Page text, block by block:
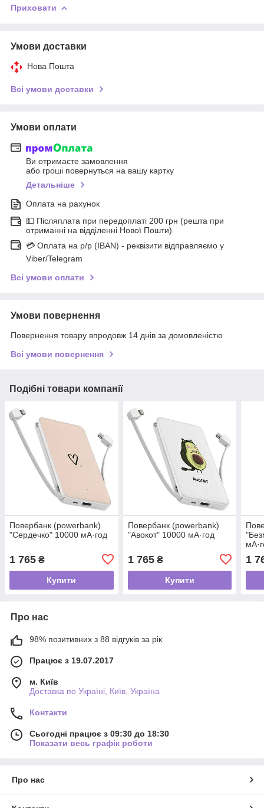
Приховати
Умови доставки
Нова Пошта
Всі умови доставки
Умови оплати
Ви отримаєте замовлення
або гроші повернуться на вашу картку
Детальніше
Оплата на рахунок
💵 Післяплата при передоплаті 200 грн (решта при
отриманні на відділенні Нової Пошти)
💳 Оплата на р/р (IBAN) - реквізити відправляємо у
Viber/Telegram
Всі умови оплати
Умови повернення
Повернення товару впродовж 14 днів за домовленістю
Всі умови повернення
Подібні товари компанії
Повербанк (powerbank)
"Сердечко" 10000 мА·год
1 765 ₴
Купити
Повербанк (powerbank)
"Авокот" 10000 мА·год
1 765₴
Купити
1
Про нас
98% позитивних з 88 відгуків за рік
Працює з 19.07.2017
м. Київ
Доставка по Україні, Київ, Україна
Контакти
Сьогодні працює з 09:30 до 18:30
Показати весь графік роботи
Про нас